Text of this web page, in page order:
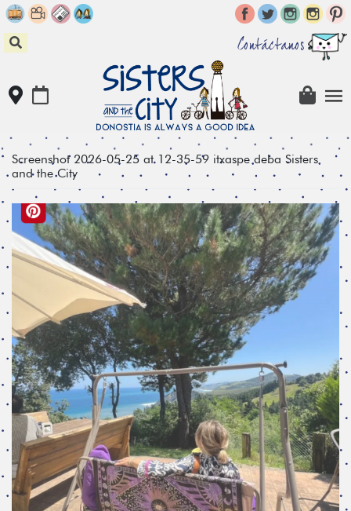
Skip
to
content
Contáctanos
Screenshot 2026-05-25 at 12-35-59 itxaspe deba Sisters
and the City